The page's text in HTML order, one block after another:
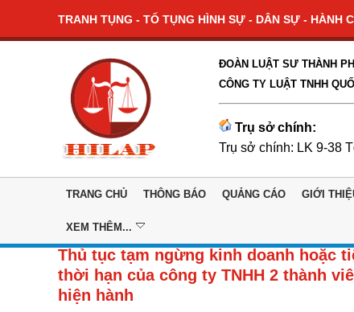
TRANH TỤNG - TỐ TỤNG HÌNH SỰ - DÂN SỰ - HÀNH
ĐOÀN LUẬT SƯ THÀNH
CÔNG TY LUẬT TNHH
Trụ sở chính:
Trụ sở chính: LK 9-38
TRANG CHỦ THÔNG BÁO QUẢNG CÁO GIỚI
XEM THÊM...
Thủ tục tạm ngừng kinh doanh hoặc
thời hạn của công ty TNHH 2 thành
hiện hành